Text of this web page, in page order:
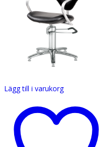
Lägg till i varukorg